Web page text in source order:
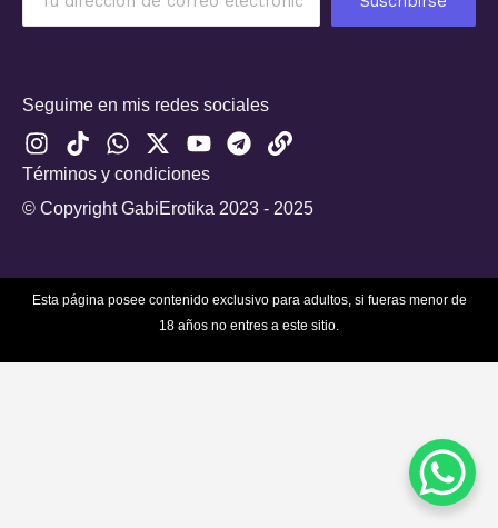
Seguime en mis redes sociales
I
n
s
t
r
a
T
i
k
t
W
h
a
t
p
p
X
-
t
w
t
e
r
Y
o
u
t
e
T
e
e
a
m
L
i
k
Términos y condiciones
© Copyright GabiErotika 2023 - 2025
Esta página posee contenido exclusivo para adultos, si fueras menor de
18 años no entres a este sitio.